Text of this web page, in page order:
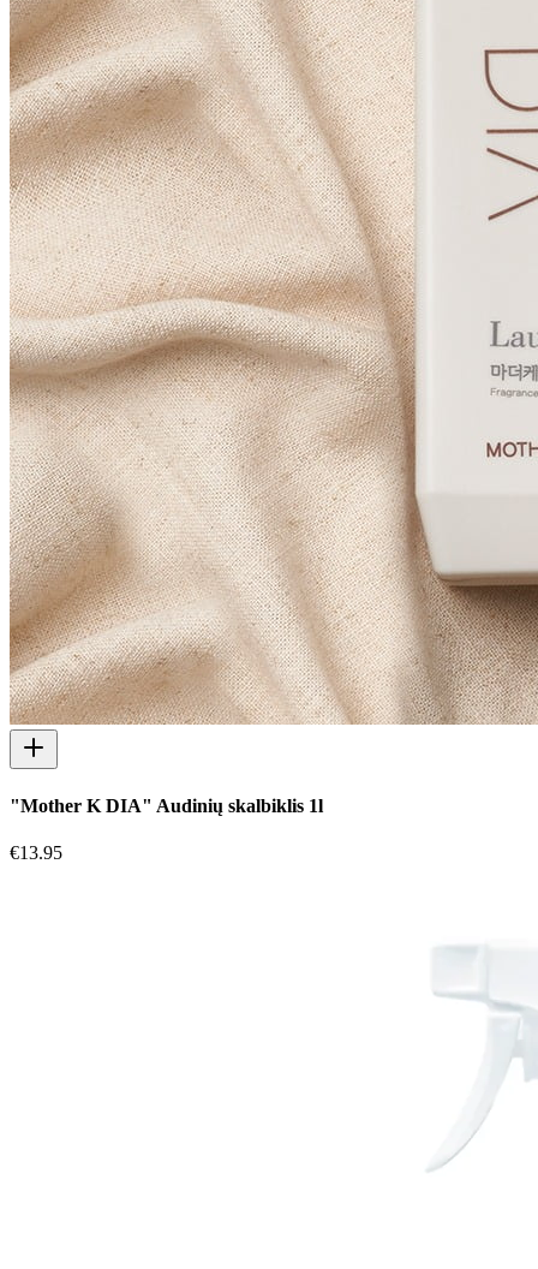
"Mother K DIA" Audinių skalbiklis 1l
€13.95